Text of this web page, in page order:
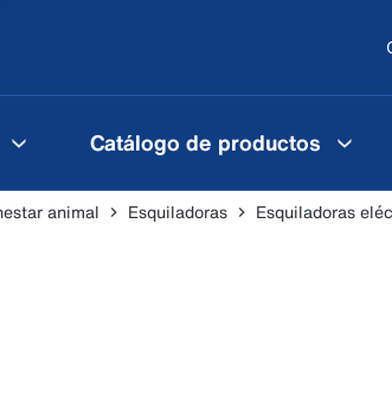
Catálogo de productos
animal Esquiladoras Esquiladoras